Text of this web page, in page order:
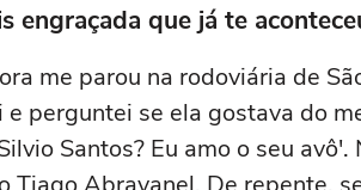
engraçada que já te
me parou na rodoviária de
perguntei se ela gostava do
Santos? Eu amo o seu